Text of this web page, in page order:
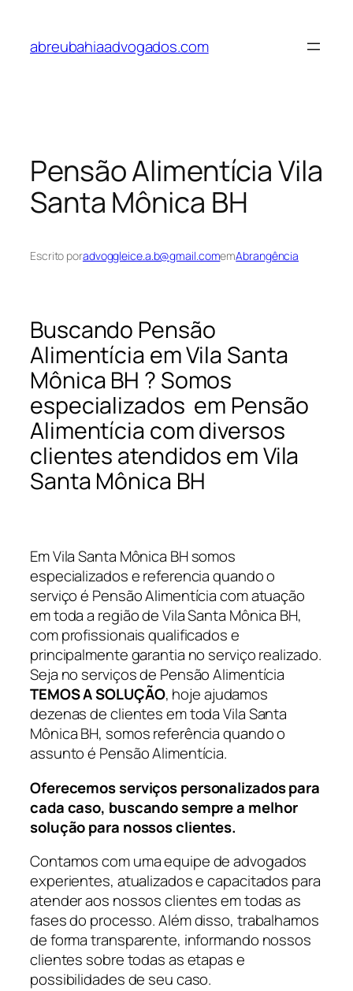
abreubahiaadvogados.com
Pensão Alimentícia Vila
Santa Mônica BH
Escrito poradvoggleice.a.b@gmail.comemAbrangência
Buscando Pensão
Alimentícia em Vila Santa
Mônica BH ? Somos
especializados em Pensão
Alimentícia com diversos
clientes atendidos em Vila
Santa Mônica BH
Em Vila Santa Mônica BH somos
especializados e referencia quando o
serviço é Pensão Alimentícia com atuação
em toda a região de Vila Santa Mônica BH,
com profissionais qualificados e
principalmente garantia no serviço realizado.
Seja no serviços de Pensão Alimentícia
TEMOS A SOLUÇÃO, hoje ajudamos
dezenas de clientes em toda Vila Santa
Mônica BH, somos referência quando o
assunto é Pensão Alimentícia.
Oferecemos serviços personalizados para
cada caso, buscando sempre a melhor
solução para nossos clientes.
Contamos com uma equipe de advogados
experientes, atualizados e capacitados para
atender aos nossos clientes em todas as
fases do processo. Além disso, trabalhamos
de forma transparente, informando nossos
clientes sobre todas as etapas e
possibilidades de seu caso.